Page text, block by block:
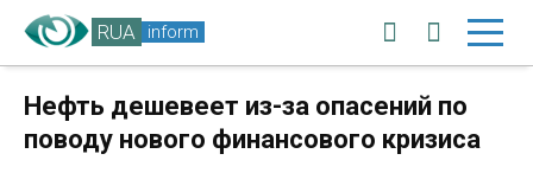
RUA inform
Нефть дешевеет из-за опасений по
поводу нового финансового кризиса